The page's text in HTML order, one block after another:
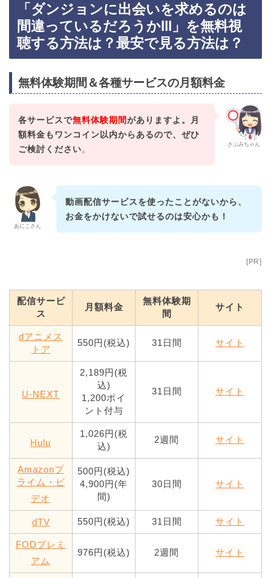
「ダンジョンに出会いを求めるのは
間違っているだろうかlll」を無料視
聴する方法は？最安で見る方法は？
無料体験期間＆各種サービスの月額料金
さぶみちゃん
各サービスで無料体験期間がありますよ。月
額料金もワンコイン以内からあるので、ぜひ
ご検討ください。
あにこさん
動画配信サービスを使ったことがないから、
お金をかけないで試せるのは安心かも！
[PR]
配信サービ
ス
月額料金
無料体験期
間
サイト
dアニメス
トア
550円(税込) 31日間 サイト
U-NEXT
2,189円(税
込)
1,200ポイ
ント付与
31日間 サイト
Hulu
1,026円(税
込)
2週間 サイト
Amazonプ
ライム・ビ
デオ
500円(税込)
4,900円(年
間)
30日間 サイト
dTV 550円(税込) 31日間 サイト
FODプレミ
アム
976円(税込) 2週間 サイト